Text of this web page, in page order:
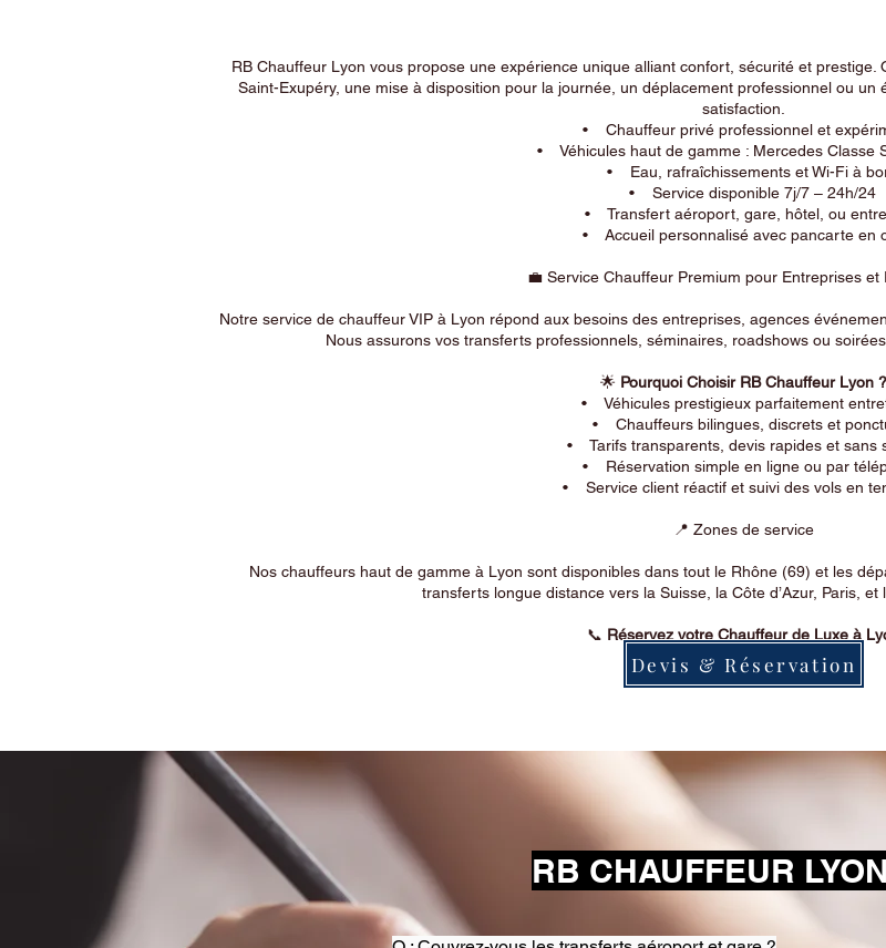
RB Chauffeur Lyon vous propose une expérience unique alliant confort, sécurité et
Saint-Exupéry, une mise à disposition pour la journée, un déplacement professionnel ou
satisfaction.
• Chauffeur privé professionnel et
• Véhicules haut de gamme : Mercedes Classe
• Eau, rafraîchissements et Wi-Fi à
• Service disponible 7j/7 – 24h/24
• Transfert aéroport, gare, hôtel, ou
• Accueil personnalisé avec pancarte en
💼 Service Chauffeur Premium pour Entreprises et
Notre service de chauffeur VIP à Lyon répond aux besoins des entreprises, agences
Nous assurons vos transferts professionnels, séminaires, roadshows ou
🌟 Pourquoi Choisir RB Chauffeur Lyon ?
• Véhicules prestigieux parfaitement
• Chauffeurs bilingues, discrets et
• Tarifs transparents, devis rapides et sans
• Réservation simple en ligne ou par
• Service client réactif et suivi des vols en
📍 Zones de service
Nos chauffeurs haut de gamme à Lyon sont disponibles dans tout le Rhône (69) et les
transferts longue distance vers la Suisse, la Côte d’Azur, Paris, et
📞 Réservez votre Chauffeur de Luxe à
Devis & Réservation
RB CHAUFFEUR